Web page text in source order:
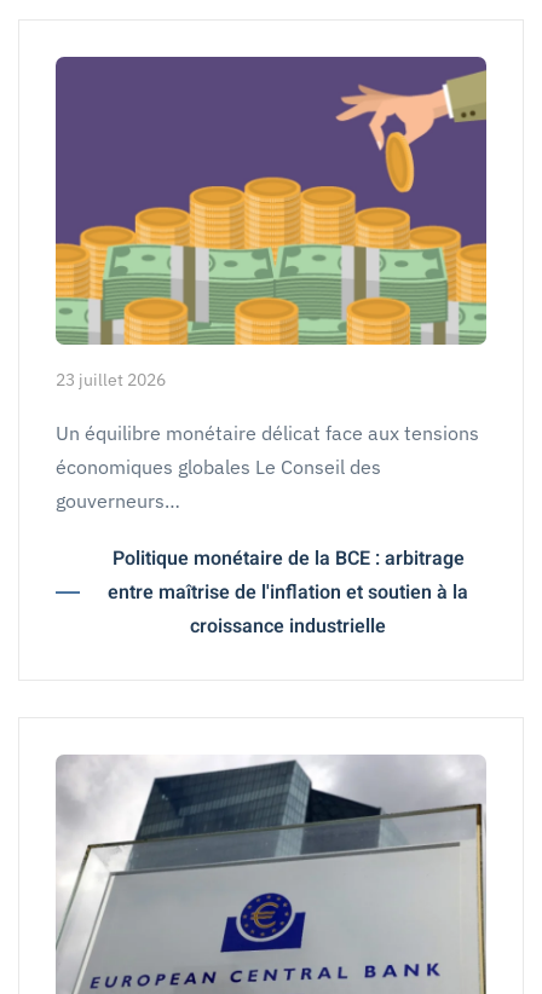
23 juillet 2026
Un équilibre monétaire délicat face aux tensions
économiques globales Le Conseil des
gouverneurs…
Politique monétaire de la BCE : arbitrage
entre maîtrise de l'inflation et soutien à la
croissance industrielle